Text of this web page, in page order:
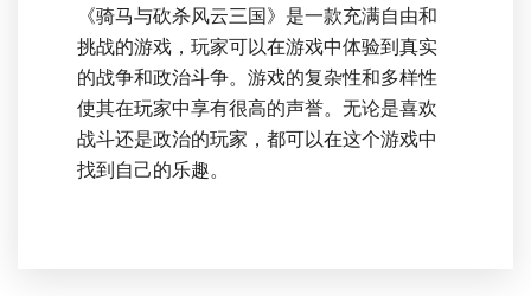
《骑马与砍杀风云三国》是一款充满自由和
挑战的游戏，玩家可以在游戏中体验到真实
的战争和政治斗争。游戏的复杂性和多样性
使其在玩家中享有很高的声誉。无论是喜欢
战斗还是政治的玩家，都可以在这个游戏中
找到自己的乐趣。